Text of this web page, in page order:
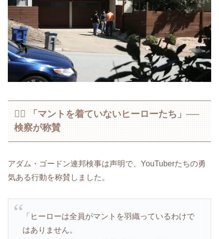
🦸‍♂️ 「マントを着ていないヒーローたち」──
検察が称賛
アダム・ゴードン連邦検事は声明で、YouTuberたちの勇
気ある行動を称賛しました。
「ヒーローは全員がマントを羽織っているわけで
はありません。